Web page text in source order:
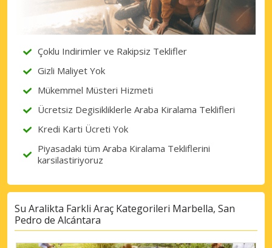
Çoklu Indirimler ve Rakipsiz Teklifler
Gizli Maliyet Yok
Mükemmel Müsteri Hizmeti
Ücretsiz Degisikliklerle Araba Kiralama Teklifleri
Kredi Karti Ücreti Yok
Piyasadaki tüm Araba Kiralama Tekliflerini
karsilastiriyoruz
Su Aralikta Farkli Araç Kategorileri Marbella, San
Pedro de Alcántara